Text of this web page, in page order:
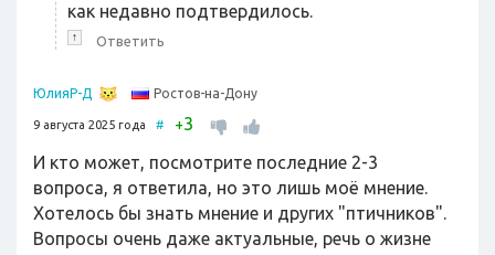
как недавно подтвердилось.
↑ Ответить
ЮлияР-Д Ростов-на-Дону
9 августа 2025 года # +3
И кто может, посмотрите последние 2-3
вопроса, я ответила, но это лишь моё мнение.
Хотелось бы знать мнение и других "птичников".
Вопросы очень даже актуальные, речь о жизне